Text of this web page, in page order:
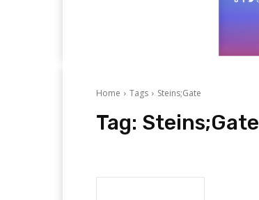
Home Tags Steins;Gate
Tag: Steins;Gate